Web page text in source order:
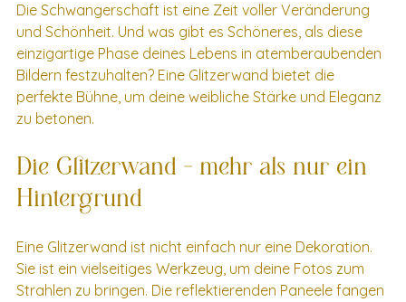
Die Schwangerschaft ist eine Zeit voller Veränderung
und Schönheit. Und was gibt es Schöneres, als diese
einzigartige Phase deines Lebens in atemberaubenden
Bildern festzuhalten? Eine Glitzerwand bietet die
perfekte Bühne, um deine weibliche Stärke und Eleganz
zu betonen.
Die Glitzerwand – mehr als nur ein
Hintergrund
Eine Glitzerwand ist nicht einfach nur eine Dekoration.
Sie ist ein vielseitiges Werkzeug, um deine Fotos zum
Strahlen zu bringen. Die reflektierenden Paneele fangen